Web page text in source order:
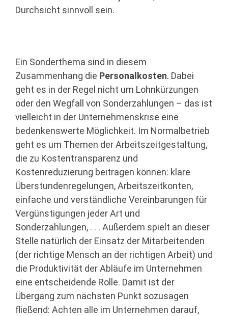
Durchsicht sinnvoll sein.
Ein Sonderthema sind in diesem
Zusammenhang die Personalkosten. Dabei
geht es in der Regel nicht um Lohnkürzungen
oder den Wegfall von Sonderzahlungen – das ist
vielleicht in der Unternehmenskrise eine
bedenkenswerte Möglichkeit. Im Normalbetrieb
geht es um Themen der Arbeitszeitgestaltung,
die zu Kostentransparenz und
Kostenreduzierung beitragen können: klare
Überstundenregelungen, Arbeitszeitkonten,
einfache und verständliche Vereinbarungen für
Vergünstigungen jeder Art und
Sonderzahlungen, . . . Außerdem spielt an dieser
Stelle natürlich der Einsatz der Mitarbeitenden
(der richtige Mensch an der richtigen Arbeit) und
die Produktivität der Abläufe im Unternehmen
eine entscheidende Rolle. Damit ist der
Übergang zum nächsten Punkt sozusagen
fließend: Achten alle im Unternehmen darauf,